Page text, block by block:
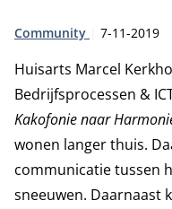
Type:
Community 7-11-2019
Huisarts Marcel
Bedrijfsprocessen &
Kakofonie naar
wonen langer thuis.
communicatie tussen
sneeuwen. Daarnaast